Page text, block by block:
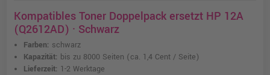
Kompatibles Toner Doppelpack ersetzt HP 12A
(Q2612AD) · Schwarz
Farben: schwarz
Kapazität: bis zu 8000 Seiten (ca. 1,4 Cent / Seite)
Lieferzeit: 1-2 Werktage